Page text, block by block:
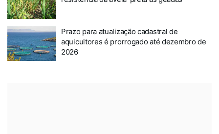
Prazo para atualização cadastral de
aquicultores é prorrogado até dezembro de
2026